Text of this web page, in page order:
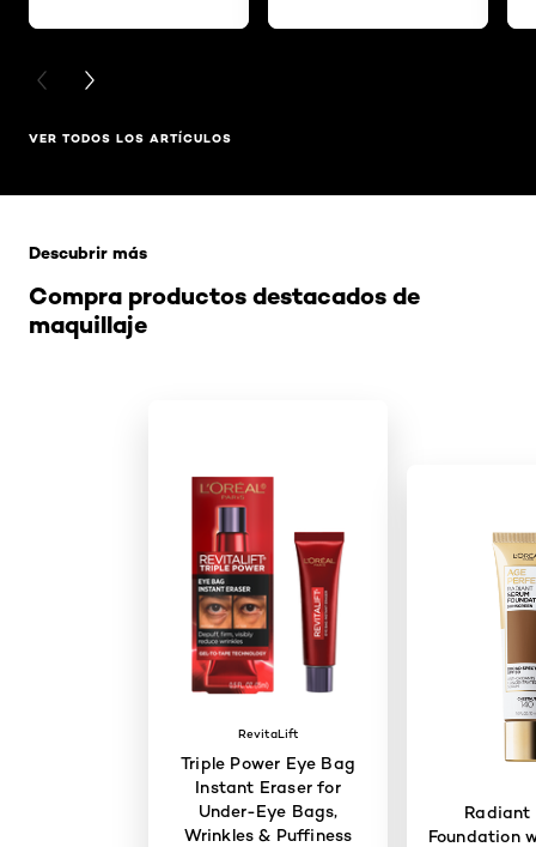
PREVIOUS CARD
NEXT CARD
VER TODOS LOS ARTÍCULOS
Compra productos destacados de
maquillaje
Descubrir más
RevitaLift
Triple Power Eye Bag
Instant Eraser for
Under-Eye Bags,
Wrinkles & Puffiness
Radiant
Foundation